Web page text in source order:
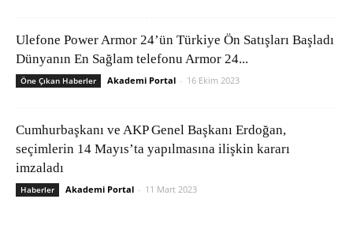
Ulefone Power Armor 24’ün Türkiye Ön Satışları Başladı
Dünyanın En Sağlam telefonu Armor 24...
Öne Çıkan Haberler Akademi Portal - 16 Ekim 2023
Cumhurbaşkanı ve AKP Genel Başkanı Erdoğan,
seçimlerin 14 Mayıs’ta yapılmasına ilişkin kararı
imzaladı
Haberler Akademi Portal - 11 Mart 2023